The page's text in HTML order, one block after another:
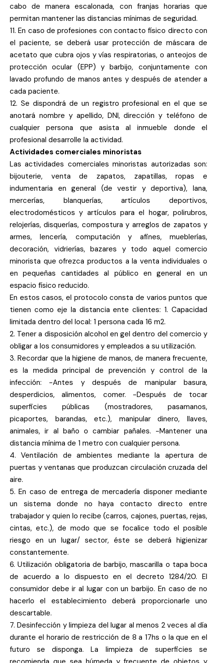
cabo de manera escalonada, con franjas horarias que
permitan mantener las distancias mínimas de seguridad.
11. En caso de profesiones con contacto físico directo con
el paciente, se deberá usar protección de máscara de
acetato que cubra ojos y vías respiratorias, o anteojos de
protección ocular (EPP) y barbijo, conjuntamente con
lavado profundo de manos antes y después de atender a
cada paciente.
12. Se dispondrá de un registro profesional en el que se
anotará nombre y apellido, DNI, dirección y teléfono de
cualquier persona que asista al inmueble donde el
profesional desarrolle la actividad.
Actividades comerciales minoristas
Las actividades comerciales minoristas autorizadas son:
bijouterie, venta de zapatos, zapatillas, ropas e
indumentaria en general (de vestir y deportiva), lana,
mercerías, blanquerías, artículos deportivos,
electrodomésticos y artículos para el hogar, polirubros,
relojerías, disquerías, compostura y arreglos de zapatos y
armes, lencería, computación y afines, mueblerías,
decoración, vidrierías, bazares y todo aquel comercio
minorista que ofrezca productos a la venta individuales o
en pequeñas cantidades al público en general en un
espacio físico reducido.
En estos casos, el protocolo consta de varios puntos que
tienen como eje la distancia ente clientes: 1. Capacidad
limitada dentro del local: 1 persona cada 16 m2.
2. Tener a disposición alcohol en gel dentro del comercio y
obligar a los consumidores y empleados a su utilización.
3. Recordar que la higiene de manos, de manera frecuente,
es la medida principal de prevención y control de la
infección: -Antes y después de manipular basura,
desperdicios, alimentos, comer. -Después de tocar
superficies públicas (mostradores, pasamanos,
picaportes, barandas, etc.), manipular dinero, llaves,
animales, ir al baño o cambiar pañales. -Mantener una
distancia mínima de 1 metro con cualquier persona.
4. Ventilación de ambientes mediante la apertura de
puertas y ventanas que produzcan circulación cruzada del
aire.
5. En caso de entrega de mercadería disponer mediante
un sistema donde no haya contacto directo entre
trabajador y quien lo recibe (carros, cajones, puertas, rejas,
cintas, etc.), de modo que se focalice todo el posible
riesgo en un lugar/ sector, éste se deberá higienizar
constantemente.
6. Utilización obligatoria de barbijo, mascarilla o tapa boca
de acuerdo a lo dispuesto en el decreto 1284/20. El
consumidor debe ir al lugar con un barbijo. En caso de no
hacerlo el establecimiento deberá proporcionarle uno
descartable.
7. Desinfección y limpieza del lugar al menos 2 veces al día
durante el horario de restricción de 8 a 17hs o la que en el
futuro se disponga. La limpieza de superficies se